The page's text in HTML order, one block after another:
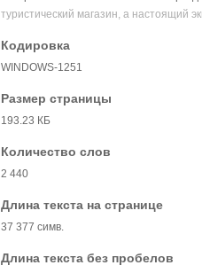
туристический магазин, а настоящий
Кодировка
WINDOWS-1251
Размер страницы
193.23 КБ
Количество слов
2 440
Длина текста на странице
37 377 симв.
Длина текста без пробелов